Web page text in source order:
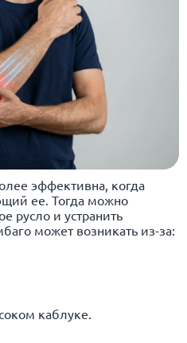
эффективна, когда
ее. Тогда можно
русло и устранить
может возникать из-за:
каблуке.